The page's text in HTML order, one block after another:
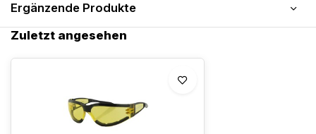
Ergänzende Produkte
Zuletzt angesehen